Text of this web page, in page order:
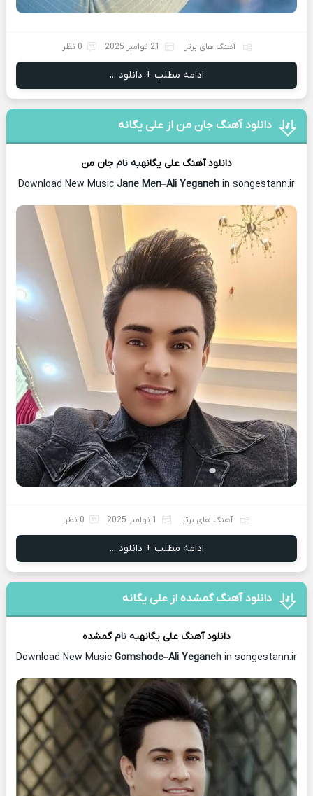
آهنگ های برتر 21 نوامبر 2025 0 نظر
ادامه مطلب + دانلود ...
دانلود آهنگ جان من از علی یگانه
دانلود آهنگ علی یگانهبه نام جان من
Download New Music Jane Men–Ali Yeganeh in songestann.ir
آهنگ های برتر 1 نوامبر 2025 0 نظر
ادامه مطلب + دانلود ...
دانلود آهنگ گمشده از علی یگانه
دانلود آهنگ علی یگانهبه نامگمشده
Download New Music Gomshode–Ali Yeganeh in songestann.ir